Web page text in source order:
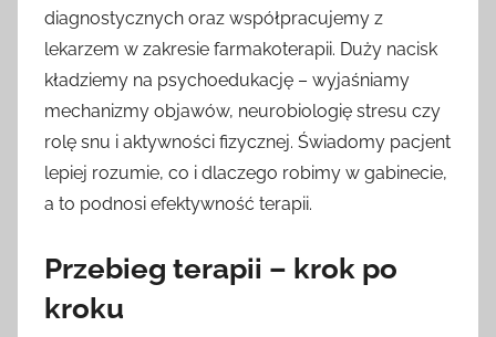
diagnostycznych oraz współpracujemy z
lekarzem w zakresie farmakoterapii. Duży nacisk
kładziemy na psychoedukację – wyjaśniamy
mechanizmy objawów, neurobiologię stresu czy
rolę snu i aktywności fizycznej. Świadomy pacjent
lepiej rozumie, co i dlaczego robimy w gabinecie,
a to podnosi efektywność terapii.
Przebieg terapii – krok po
kroku